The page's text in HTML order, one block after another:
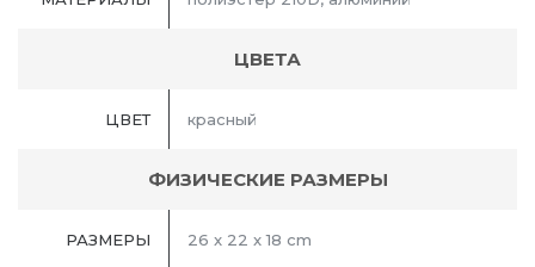
ЦВЕТА
ЦВЕТ красный
ФИЗИЧЕСКИЕ РАЗМЕРЫ
РАЗМЕРЫ 26 x 22 x 18 cm